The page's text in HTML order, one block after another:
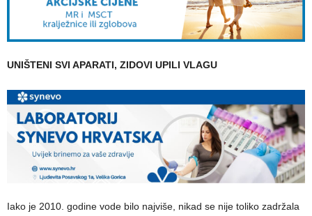
UNIŠTENI SVI APARATI, ZIDOVI UPILI VLAGU
Iako je 2010. godine vode bilo najviše, nikad se nije toliko zadržala